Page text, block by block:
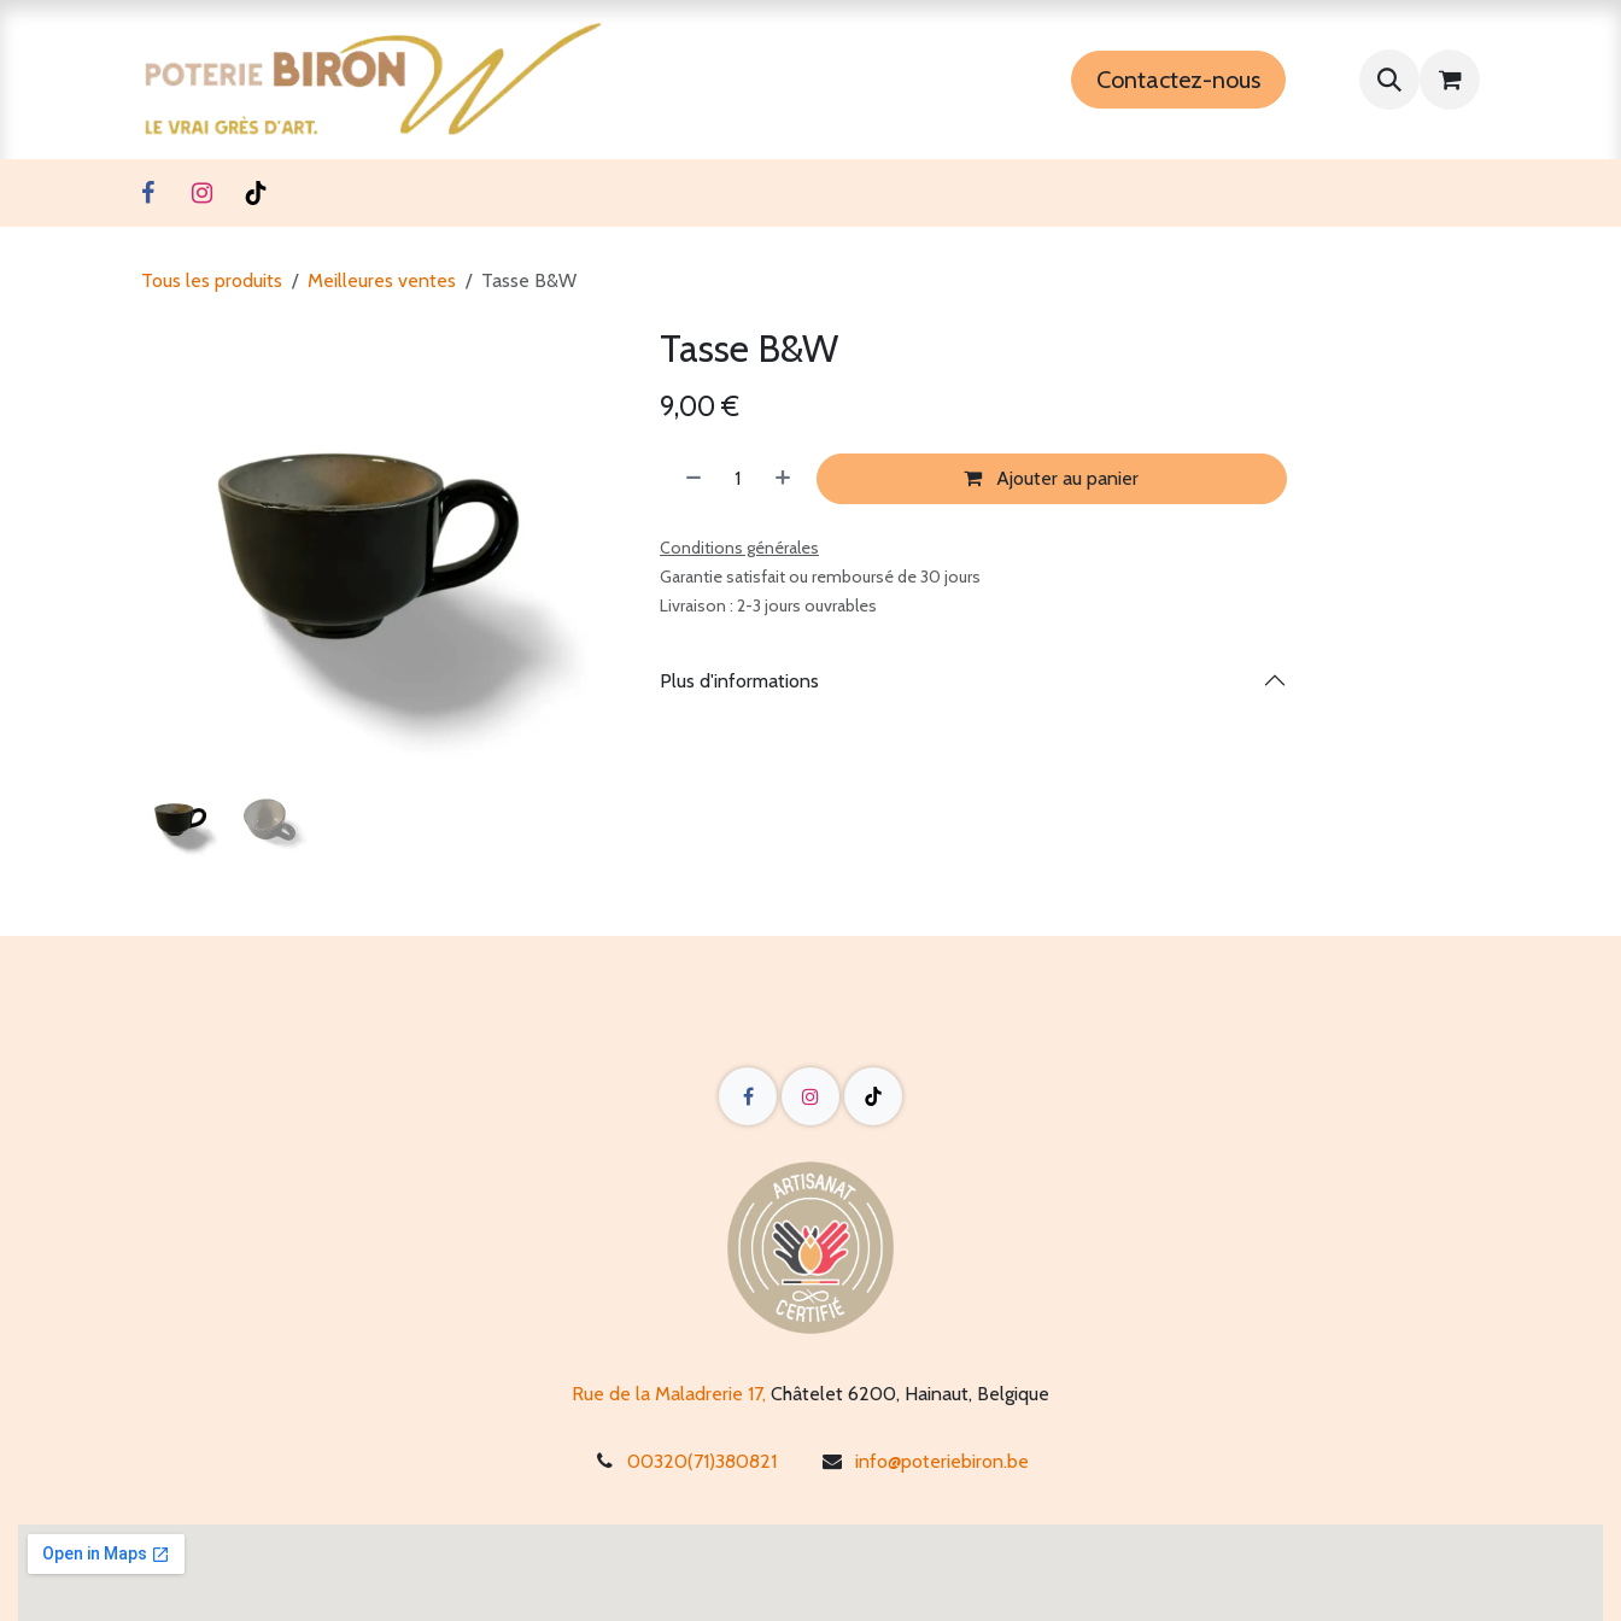
Contactez-nous
Tous les produits Meilleures ventes Tasse B&W
Tasse B&W
9,00 €
Ajouter au panier
Conditions générales
Garantie satisfait ou remboursé de 30 jours
Livraison : 2-3 jours ouvrables
Plus d'informations
Rue de la Maladrerie 17, Châtelet 6200, Hainaut, Belgique
00320(71)380821 info@poteriebiron.be